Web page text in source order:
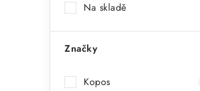
n
Na skladě
Značky
Kopos